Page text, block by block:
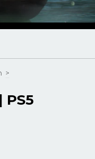
>
PS5